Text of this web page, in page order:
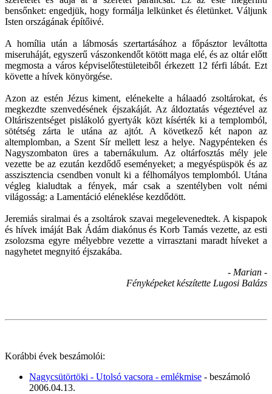
bensőnket: engedjük, hogy formálja lelkünket és életünket. Váljunk
Isten országának építőivé.
A homília után a lábmosás szertartásához a főpásztor leváltotta
miseruháját, egyszerű vászonkendőt kötött maga elé, és az oltár előtt
megmosta a város képviselőtestületeiből érkezett 12 férfi lábát. Ezt
követte a hívek könyörgése.
Azon az estén Jézus kiment, elénekelte a hálaadó zsoltárokat, és
megkezdte szenvedésének éjszakáját. Az áldoztatás végeztével az
Oltáriszentséget pislákoló gyertyák közt kísérték ki a templomból,
sötétség zárta le utána az ajtót. A következő két napon az
altemplomban, a Szent Sír mellett lesz a helye. Nagypénteken és
Nagyszombaton üres a tabernákulum. Az oltárfosztás mély jele
vezette be az ezután kezdődő eseményeket; a megyéspüspök és az
asszisztencia csendben vonult ki a félhomályos templomból. Utána
végleg kialudtak a fények, már csak a szentélyben volt némi
világosság: a Lamentáció eléneklése kezdődött.
Jeremiás siralmai és a zsoltárok szavai megelevenedtek. A kispapok
és hívek imáját Bak Ádám diakónus és Korb Tamás vezette, az esti
zsolozsma egyre mélyebbre vezette a virrasztani maradt híveket a
nagyhetet megnyitó éjszakába.
- Marian -
Fényképeket készítette Lugosi Balázs
Korábbi évek beszámolói:
Nagycsütörtöki - Utolsó vacsora - emlékmise - beszámoló
2006.04.13.